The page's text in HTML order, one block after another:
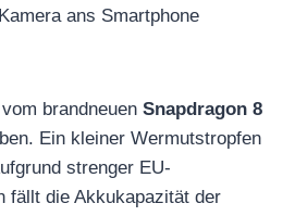
ans Smartphone
brandneuen Snapdragon 8
Ein kleiner Wermutstropfen
strenger EU-
fällt die Akkukapazität der